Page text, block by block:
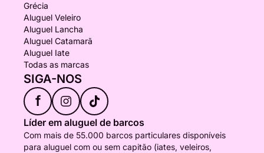
Grécia
Aluguel Veleiro
Aluguel Lancha
Aluguel Catamarã
Aluguel Iate
Todas as marcas
SIGA-NOS
f
Líder em aluguel de barcos
Com mais de 55.000 barcos particulares disponíveis
para aluguel com ou sem capitão (iates, veleiros,